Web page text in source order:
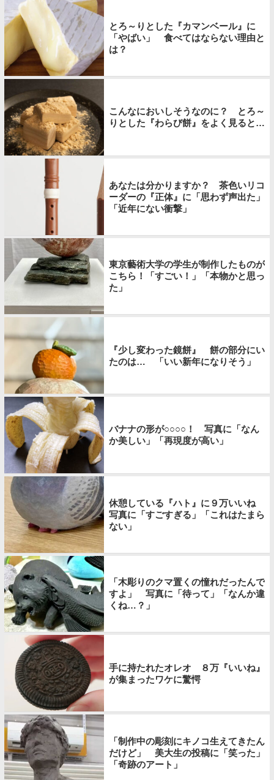
とろ～りとした『カマンベール』に
「やばい」 食べてはならない理由と
は？
こんなにおいしそうなのに？ とろ～
りとした『わらび餅』をよく見ると…
あなたは分かりますか？ 茶色いリコ
ーダーの『正体』に「思わず声出た」
「近年にない衝撃」
東京藝術大学の学生が制作したものが
こちら！「すごい！」「本物かと思っ
た」
『少し変わった鏡餅』 餅の部分にい
たのは… 「いい新年になりそう」
バナナの形が○○○○！ 写真に「なん
か美しい」「再現度が高い」
休憩している『ハト』に９万いいね
写真に「すごすぎる」「これはたまら
ない」
「木彫りのクマ置くの憧れだったんで
すよ」 写真に「待って」「なんか違
くね…？」
手に持たれたオレオ ８万『いいね』
が集まったワケに驚愕
「制作中の彫刻にキノコ生えてきたん
だけど」 美大生の投稿に「笑った」
「奇跡のアート」